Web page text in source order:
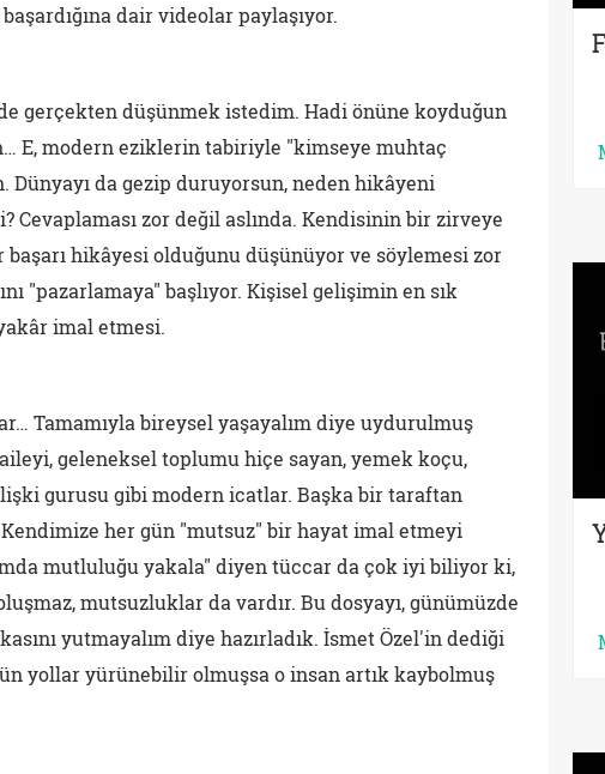
dair videolar paylaşıyor.
gerçekten düşünmek istedim. Hadi önüne koyduğun
E, modern eziklerin tabiriyle "kimseye muhtaç
Dünyayı da gezip duruyorsun, neden hikâyeni
Cevaplaması zor değil aslında. Kendisinin bir zirveye
başarı hikâyesi olduğunu düşünüyor ve söylemesi zor
"pazarlamaya" başlıyor. Kişisel gelişimin en sık
imal etmesi.
Tamamıyla bireysel yaşayalım diye uydurulmuş
geleneksel toplumu hiçe sayan, yemek koçu,
gurusu gibi modern icatlar. Başka bir taraftan
Kendimize her gün "mutsuz" bir hayat imal etmeyi
mutluluğu yakala" diyen tüccar da çok iyi biliyor ki,
mutsuzluklar da vardır. Bu dosyayı, günümüzde
yutmayalım diye hazırladık. İsmet Özel'in dediği
yollar yürünebilir olmuşsa o insan artık kaybolmuş